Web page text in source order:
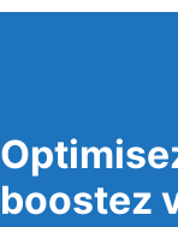
boostez